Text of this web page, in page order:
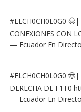
#ELCH0CH0L0G0 🤠|
CONEXIONES CON
— Ecuador En
#ELCH0CH0L0G0 🤠|
DERECHA DE F1T0
— Ecuador En